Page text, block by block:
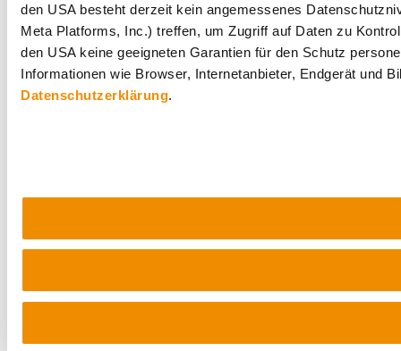
den USA besteht derzeit kein angemessenes
Meta Platforms, Inc.) treffen, um Zugriff auf Daten zu
den USA keine geeigneten Garantien für den Schutz
Informationen wie Browser, Internetanbieter, Endgerät und
Datenschutzerklärung.